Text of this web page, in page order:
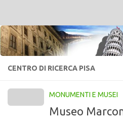
CENTRO DI RICERCA PISA
MONUMENTI E MUSEI
Museo